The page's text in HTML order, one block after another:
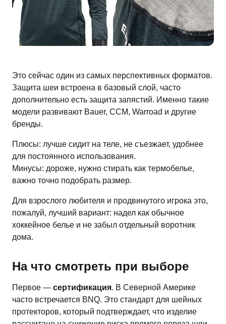
Это сейчас один из самых перспективных форматов.
Защита шеи встроена в базовый слой, часто
дополнительно есть защита запястий. Именно такие
модели развивают Bauer, CCM, Warroad и другие
бренды.
Плюсы: лучше сидит на теле, не съезжает, удобнее
для постоянного использования.
Минусы: дороже, нужно стирать как термобелье,
важно точно подобрать размер.
Для взрослого любителя и продвинутого игрока это,
пожалуй, лучший вариант: надел как обычное
хоккейное белье и не забыл отдельный воротник
дома.
На что смотреть при выборе
Первое — сертификация. В Северной Америке
часто встречается BNQ. Это стандарт для шейных
протекторов, который подтверждает, что изделие